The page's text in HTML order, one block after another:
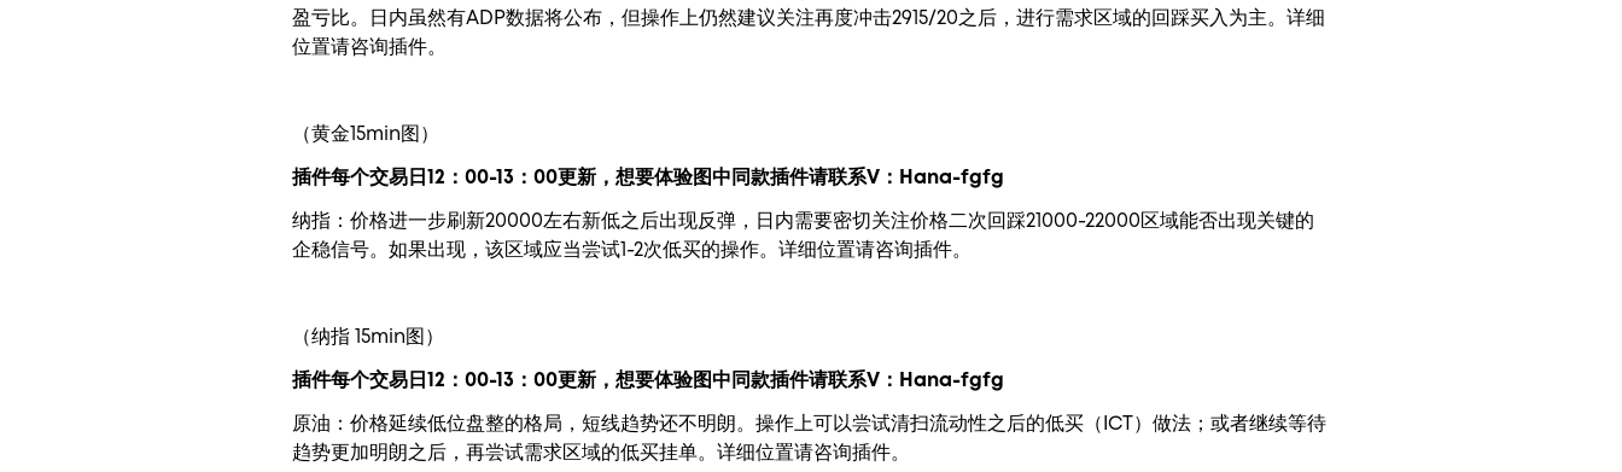
盈亏比。日内虽然有ADP数据将公布，但操作上仍然建议关注再度冲击2915/20之后，进行需求区域的回踩买入为主。详细
位置请咨询插件。
（黄金15min图）
插件每个交易日12：00-13：00更新， 想要体验图中 同款插件请联系V： Hana-fgfg
纳指：价格进一步刷新20000左右新低之后出现反弹，日内需要密切关注价格二次回踩21000-22000区域能否出现关键的
企稳信号。如果出现，该区域应当尝试1-2次低买的操作。详细位置请咨询插件。
（纳指 15min图）
插件每个交易日12：00-13：00更新， 想要体验图中 同款插件请联系V： Hana-fgfg
原油：价格延续低位盘整的格局，短线趋势还不明朗。操作上可以尝试清扫流动性之后的低买（ICT）做法；或者继续等待
趋势更加明朗之后，再尝试需求区域的低买挂单。详细位置请咨询插件。